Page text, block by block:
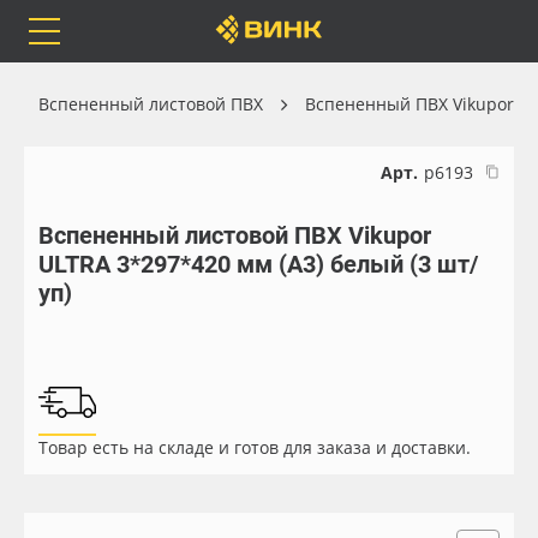
Каталог
Orafol
Доставка
Весь каталог
Рулонные материалы
Листовые материалы
Вспененный листовой ПВХ Вспененный ПВХ Vikupor
Арт. р6193
Вспененный листовой ПВХ Vikupor
ULTRA 3*297*420 мм (А3) белый (3 шт/
уп)
Товар есть на складе и готов для заказа и доставки.